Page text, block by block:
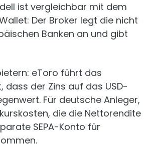
ist vergleichbar mit dem
Der Broker legt die nicht
Banken an und gibt
eToro führt das
dass der Zins auf das USD-
Für deutsche Anleger,
die die Nettorendite
SEPA-Konto für